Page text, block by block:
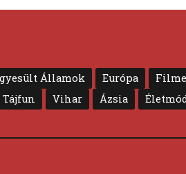
Államok Európa
Tájfun Vihar Ázsia